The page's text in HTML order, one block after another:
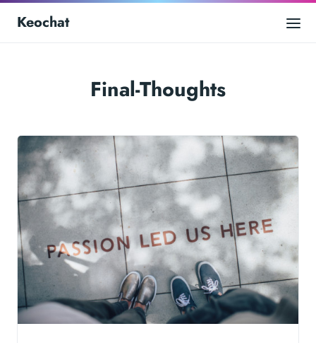
Keochat
Final-Thoughts